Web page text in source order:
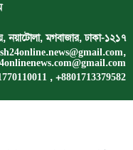
নয়াটোলা, মগবাজার, ঢাকা-১২১৭
,
, +8801713379582